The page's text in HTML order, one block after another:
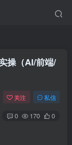
操（AI/前端/
关注 私信
0 170 0